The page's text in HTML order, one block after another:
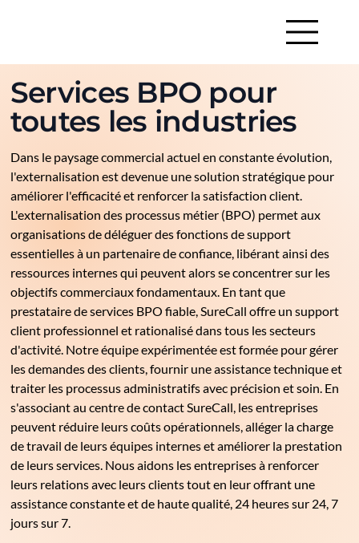
Services BPO pour
toutes les industries
Dans le paysage commercial actuel en constante évolution,
l'externalisation est devenue une solution stratégique pour
améliorer l'efficacité et renforcer la satisfaction client.
L'externalisation des processus métier (BPO) permet aux
organisations de déléguer des fonctions de support
essentielles à un partenaire de confiance, libérant ainsi des
ressources internes qui peuvent alors se concentrer sur les
objectifs commerciaux fondamentaux. En tant que
prestataire de services BPO fiable, SureCall offre un support
client professionnel et rationalisé dans tous les secteurs
d'activité. Notre équipe expérimentée est formée pour gérer
les demandes des clients, fournir une assistance technique et
traiter les processus administratifs avec précision et soin. En
s'associant au centre de contact SureCall, les entreprises
peuvent réduire leurs coûts opérationnels, alléger la charge
de travail de leurs équipes internes et améliorer la prestation
de leurs services. Nous aidons les entreprises à renforcer
leurs relations avec leurs clients tout en leur offrant une
assistance constante et de haute qualité, 24 heures sur 24, 7
jours sur 7.